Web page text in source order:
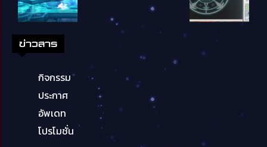
ข่าวสาร
กิจกรรม
ประกาศ
อัพเดท
โปรโมชั่น